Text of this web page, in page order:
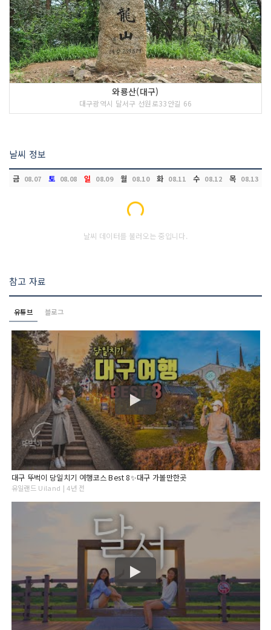
와룡산(대구)
대구광역시 달서구 선원로33안길 66
날씨 정보
금 08.07 토 08.08 일 08.09 월 08.10 화 08.11 수 08.12 목 08.13
Loading...
날씨 데이터를 불러오는 중입니다.
참고 자료
유튜브 블로그
대구 뚜벅이 당일치기 여행코스 Best 8✨대구 가볼만한곳
유일랜드 Uiland | 4년 전